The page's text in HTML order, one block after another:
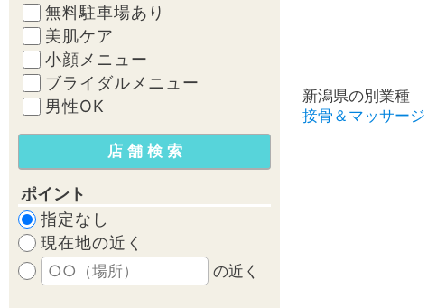
無料駐車場あり
美肌ケア
小顔メニュー
ブライダルメニュー
男性OK
ポイント
指定なし
現在地の近く
の近く
新潟県の別業種
接骨＆マッサージ